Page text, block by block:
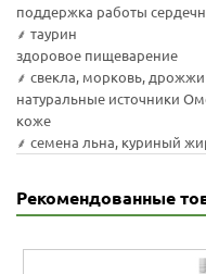
поддержка работы
⸙ таурин
здоровое пищеварение
⸙ свекла, морковь, дрожжи
натуральные источники
коже
⸙ семена льна, куриный
Рекомендованные